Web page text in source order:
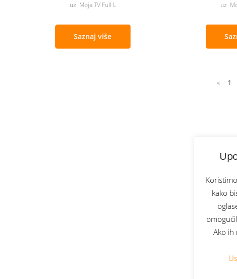
kako
Ako ih
👋
uz Moja TV Full L
Saznaj više
uz
« 1
Bonus
Prijava